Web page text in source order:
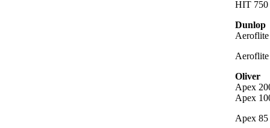
HIT 750
Dunlop
Oliver
Apex
Apex
Apex 85